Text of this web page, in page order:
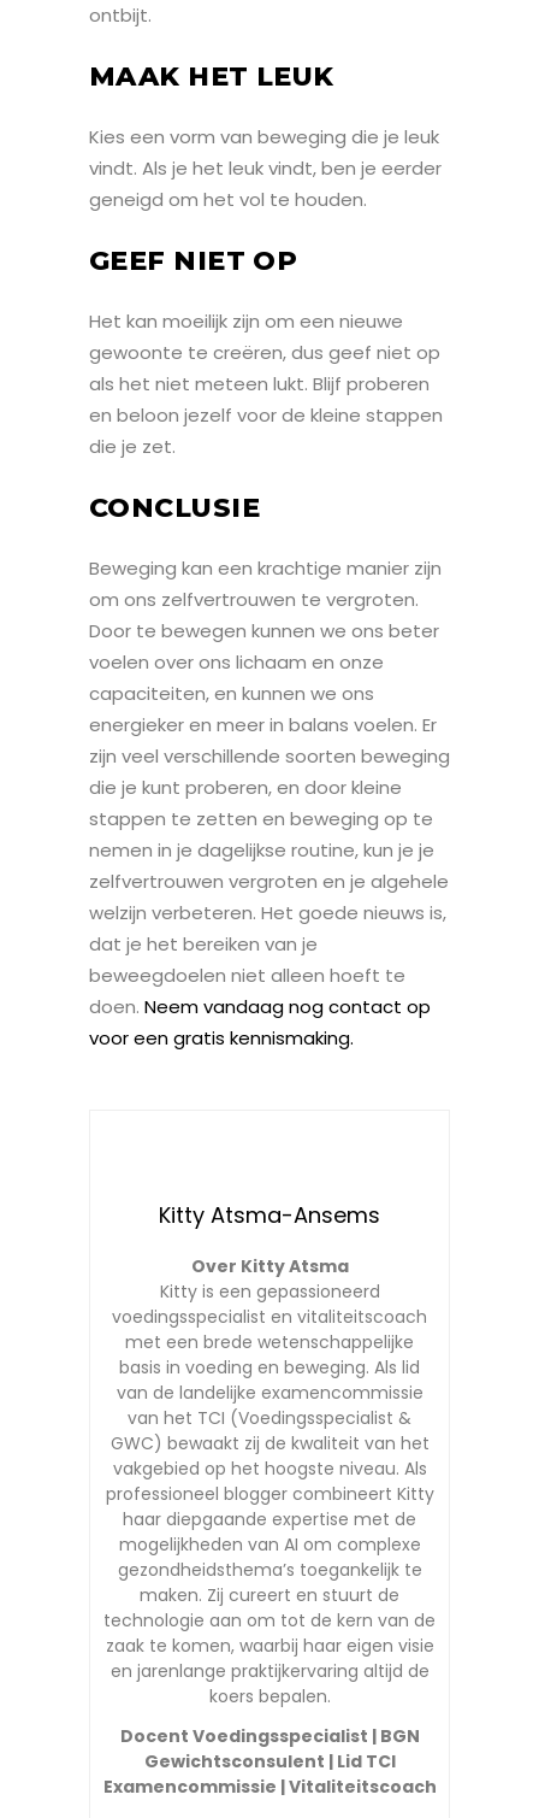
ontbijt.
MAAK HET LEUK
Kies een vorm van beweging die je leuk
vindt. Als je het leuk vindt, ben je eerder
geneigd om het vol te houden.
GEEF NIET OP
Het kan moeilijk zijn om een nieuwe
gewoonte te creëren, dus geef niet op
als het niet meteen lukt. Blijf proberen
en beloon jezelf voor de kleine stappen
die je zet.
CONCLUSIE
Beweging kan een krachtige manier zijn
om ons zelfvertrouwen te vergroten.
Door te bewegen kunnen we ons beter
voelen over ons lichaam en onze
capaciteiten, en kunnen we ons
energieker en meer in balans voelen. Er
zijn veel verschillende soorten beweging
die je kunt proberen, en door kleine
stappen te zetten en beweging op te
nemen in je dagelijkse routine, kun je je
zelfvertrouwen vergroten en je algehele
welzijn verbeteren. Het goede nieuws is,
dat je het bereiken van je
beweegdoelen niet alleen hoeft te
doen. Neem vandaag nog contact op
voor een gratis kennismaking.
Kitty Atsma-Ansems
Over Kitty Atsma
Kitty is een gepassioneerd
voedingsspecialist en vitaliteitscoach
met een brede wetenschappelijke
basis in voeding en beweging. Als lid
van de landelijke examencommissie
van het TCI (Voedingsspecialist &
GWC) bewaakt zij de kwaliteit van het
vakgebied op het hoogste niveau. Als
professioneel blogger combineert Kitty
haar diepgaande expertise met de
mogelijkheden van AI om complexe
gezondheidsthema’s toegankelijk te
maken. Zij cureert en stuurt de
technologie aan om tot de kern van de
zaak te komen, waarbij haar eigen visie
en jarenlange praktijkervaring altijd de
koers bepalen.
Docent Voedingsspecialist | BGN
Gewichtsconsulent | Lid TCI
Examencommissie | Vitaliteitscoach